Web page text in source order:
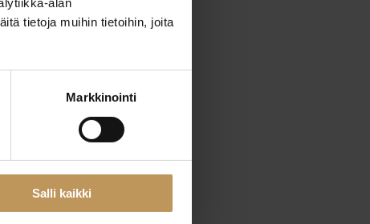
alan
tietoja muihin tietoihin, joita
Markkinointi
Salli kaikki